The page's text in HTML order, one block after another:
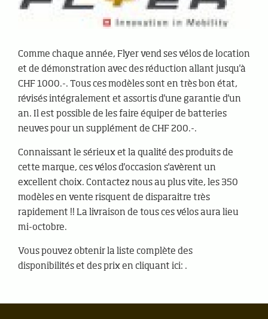
Comme chaque année, Flyer vend ses vélos de location
et de démonstration avec des réduction allant jusqu'à
CHF 1000.-. Tous ces modèles sont en très bon état,
révisés intégralement et assortis d'une garantie d'un
an. Il est possible de les faire équiper de batteries
neuves pour un supplément de CHF 200.-.
Connaissant le sérieux et la qualité des produits de
cette marque, ces vélos d'occasion s'avèrent un
excellent choix. Contactez nous au plus vite, les 350
modèles en vente risquent de disparaitre très
rapidement !! La livraison de tous ces vélos aura lieu
mi-octobre.
Vous pouvez obtenir la liste complète des
disponibilités et des prix en cliquant ici: .